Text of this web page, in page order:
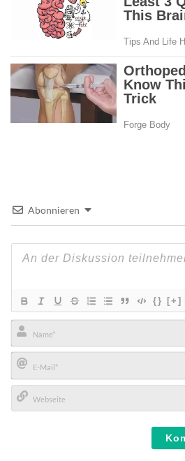
Abonnieren
{} [+]
Name*
E-
Mail*